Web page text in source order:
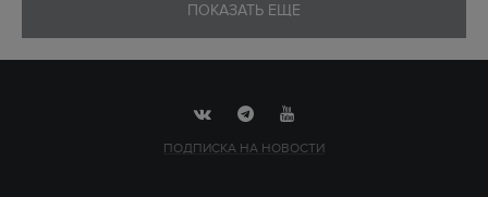
ПОКАЗАТЬ ЕЩЕ
ПОДПИСКА НА НОВОСТИ